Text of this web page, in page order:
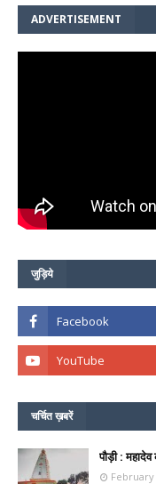
ADVERTISEMENT
जुड़िये
चर्चित ख़बरें
पौड़ी :
February